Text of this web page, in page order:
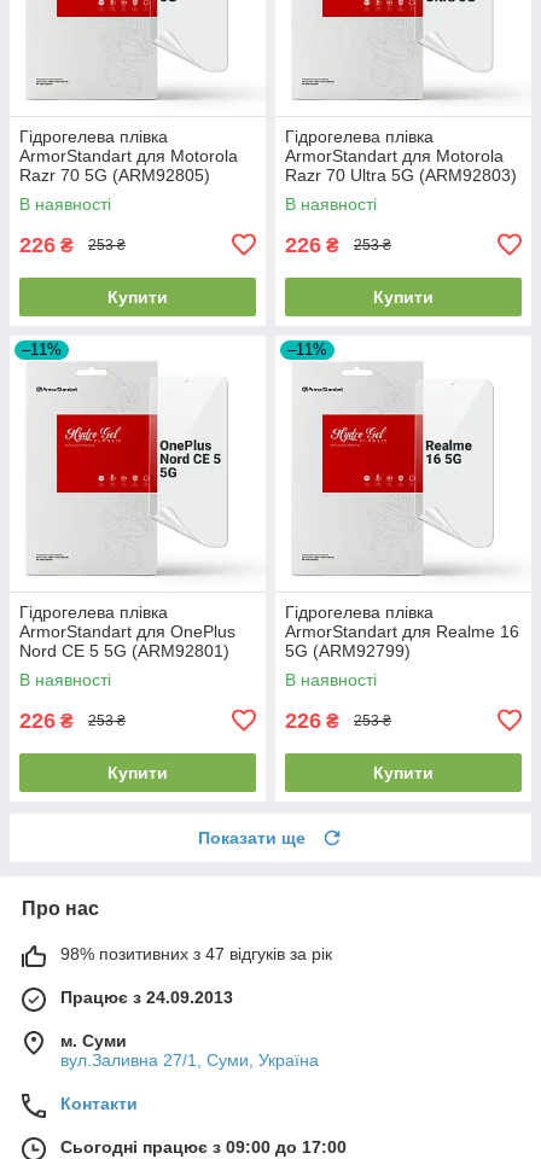
Гідрогелева плівка
ArmorStandart для Motorola
Razr 70 5G (ARM92805)
В наявності
226 ₴ 253 ₴
Купити
Гідрогелева плівка
ArmorStandart для Motorola
Razr 70 Ultra 5G (ARM92803)
В наявності
226 ₴ 253 ₴
Купити
–11%
Гідрогелева плівка
ArmorStandart для OnePlus
Nord CE 5 5G (ARM92801)
В наявності
226 ₴ 253 ₴
Купити
–11%
Гідрогелева плівка
ArmorStandart для Realme 16
5G (ARM92799)
В наявності
226 ₴ 253 ₴
Купити
Показати ще
Про нас
98% позитивних з 47 відгуків за рік
Працює з 24.09.2013
м. Суми
вул.Заливна 27/1, Суми, Україна
Контакти
Сьогодні працює з 09:00 до 17:00